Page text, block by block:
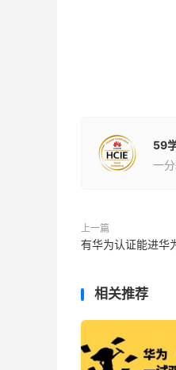
59
一
上一篇
有华为认证能进华
相关推荐